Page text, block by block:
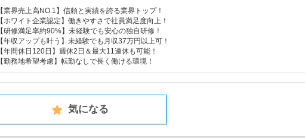
【業界売上高NO.1】信頼と実績を誇る業界トップ！
【ホワイト企業認定】働きやすさで社員満足度向上！
【研修満足率約90%】未経験でも安心の独自研修！
【年収アップも叶う】未経験でも月収37万円以上可！
【年間休日120日】週休2日＆最大11連休も可能！
【勤務地希望考慮】転勤なしで長く働ける環境！
気になる